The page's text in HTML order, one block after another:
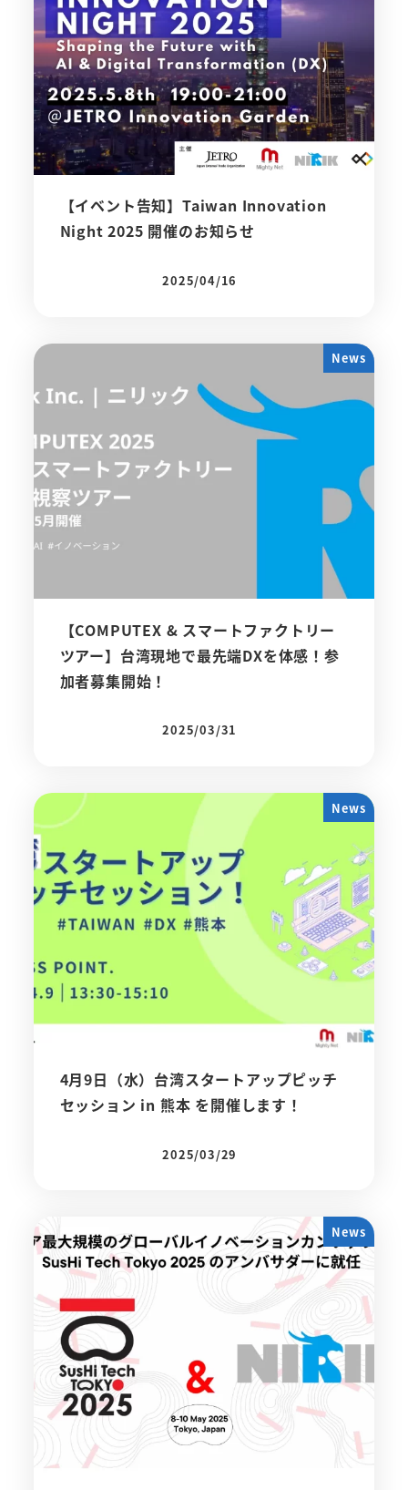
【イベント告知】Taiwan Innovation
Night 2025 開催のお知らせ
投稿日
2025/04/16
News
【COMPUTEX & スマートファクトリー
ツアー】台湾現地で最先端DXを体感！参
加者募集開始！
投稿日
2025/03/31
News
4月9日（水）台湾スタートアップピッチ
セッション in 熊本 を開催します！
投稿日
2025/03/29
News